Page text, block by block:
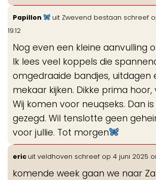
Papillon uit Zwevend bestaan schreef
19:12
Nog even een kleine aanvulling
Ik lees veel koppels die
omgedraaide bandjes, uitdagen
mekaar kijken. Dikke prima hoor,
Wij komen voor neuqseks. Dan
gezegd. Wil tenslotte geen
voor jullie. Tot morgen
eric uit veldhoven schreef op 4 juni 2025
komende week gaan we naar